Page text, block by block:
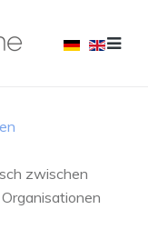
zwischen